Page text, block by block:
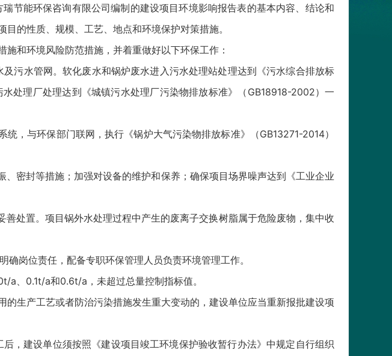
节能环保咨询有限公司编制的建设项目环境影响报告表的基本内容、结论和
的性质、规模、工艺、地点和环境保护对策措施。
和环境风险防范措施，并着重做好以下环保工作：
污水管网。软化废水和锅炉废水进入污水处理站处理达到《污水综合排放标
处理厂处理达到《城镇污水处理厂污染物排放标准》（GB18918-2002）一
，与环保部门联网，执行《锅炉大气污染物排放标准》（GB13271-2014）
密封等措施；加强对设备的维护和保养；确保项目场界噪声达到《工业企业
处置。项目锅外水处理过程中产生的废离子交换树脂属于危险废物，集中收
岗位责任，配备专职环保管理人员负责环境管理工作。
a、0.1t/a和0.6t/a，未超过总量控制指标值。
生产工艺或者防治污染措施发生重大变动的，建设单位应当重新报批建设项
，建设单位须按照《建设项目竣工环境保护验收暂行办法》中规定自行组织